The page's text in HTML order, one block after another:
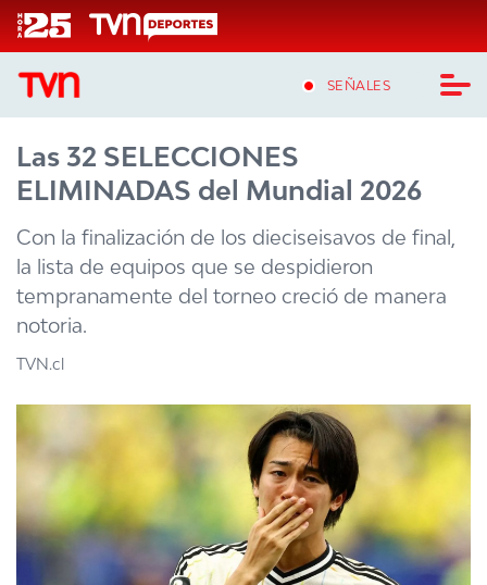
Click acá para ir directamente al contenido
SEÑALES
CASTING MASTERCHEF CHILE
CASTING TVN VERTICAL
TVN VERTICAL
TVN PLAY
PROGRAMAS
NTV
ACTUALIDAD Y TENDENCIAS
Las 32 SELECCIONES
ELIMINADAS del Mundial 2026
Con la finalización de los dieciseisavos de final,
la lista de equipos que se despidieron
tempranamente del torneo creció de manera
notoria.
TVN.cl